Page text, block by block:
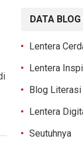
DATA
Lentera
Lentera
Blog Literasi
Lentera
Seutuhnya